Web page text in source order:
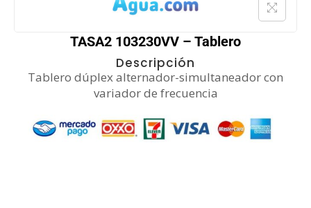
TASA2 103230VV – Tablero
Descripción
Tablero dúplex alternador-simultaneador con
variador de frecuencia